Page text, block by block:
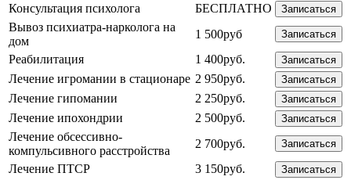
Консультация психолога БЕСПЛАТНО Записаться
Вывоз психиатра-нарколога на
дом
1 500руб Записаться
Реабилитация 1 400руб. Записаться
Лечение игромании в стационаре 2 950руб. Записаться
Лечение гипомании 2 250руб. Записаться
Лечение ипохондрии 2 500руб. Записаться
Лечение обсессивно-
компульсивного расстройства
2 700руб. Записаться
Лечение ПТСР 3 150руб. Записаться